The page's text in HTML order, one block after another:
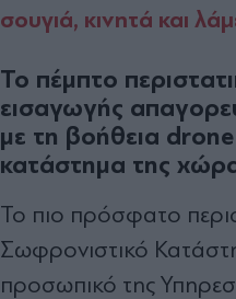
σουγιά, κινητά και
Το πέμπτο
εισαγωγής
με τη βοήθεια
κατάστημα της
Το πιο πρόσφατο
Σωφρονιστικό
προσωπικό της